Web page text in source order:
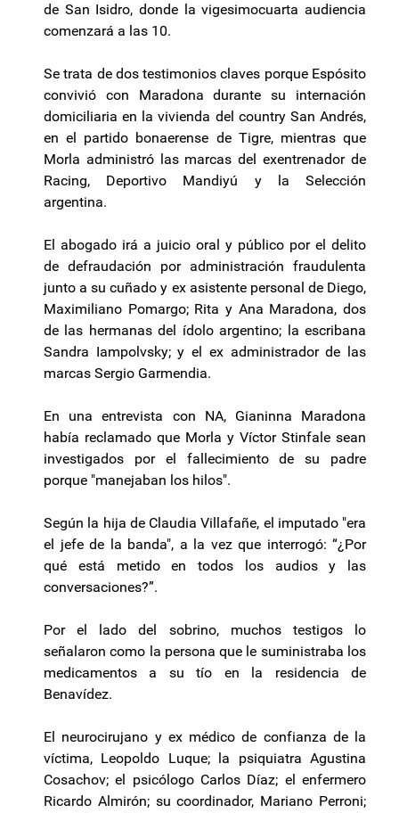
de San Isidro, donde la vigesimocuarta audiencia
comenzará a las 10.
Se trata de dos testimonios claves porque Espósito
convivió con Maradona durante su internación
domiciliaria en la vivienda del country San Andrés,
en el partido bonaerense de Tigre, mientras que
Morla administró las marcas del exentrenador de
Racing, Deportivo Mandiyú y la Selección
argentina.
El abogado irá a juicio oral y público por el delito
de defraudación por administración fraudulenta
junto a su cuñado y ex asistente personal de Diego,
Maximiliano Pomargo; Rita y Ana Maradona, dos
de las hermanas del ídolo argentino; la escribana
Sandra Iampolvsky; y el ex administrador de las
marcas Sergio Garmendia.
En una entrevista con NA, Gianinna Maradona
había reclamado que Morla y Víctor Stinfale sean
investigados por el fallecimiento de su padre
porque "manejaban los hilos".
Según la hija de Claudia Villafañe, el imputado "era
el jefe de la banda", a la vez que interrogó: “¿Por
qué está metido en todos los audios y las
conversaciones?”.
Por el lado del sobrino, muchos testigos lo
señalaron como la persona que le suministraba los
medicamentos a su tío en la residencia de
Benavídez.
El neurocirujano y ex médico de confianza de la
víctima, Leopoldo Luque; la psiquiatra Agustina
Cosachov; el psicólogo Carlos Díaz; el enfermero
Ricardo Almirón; su coordinador, Mariano Perroni;